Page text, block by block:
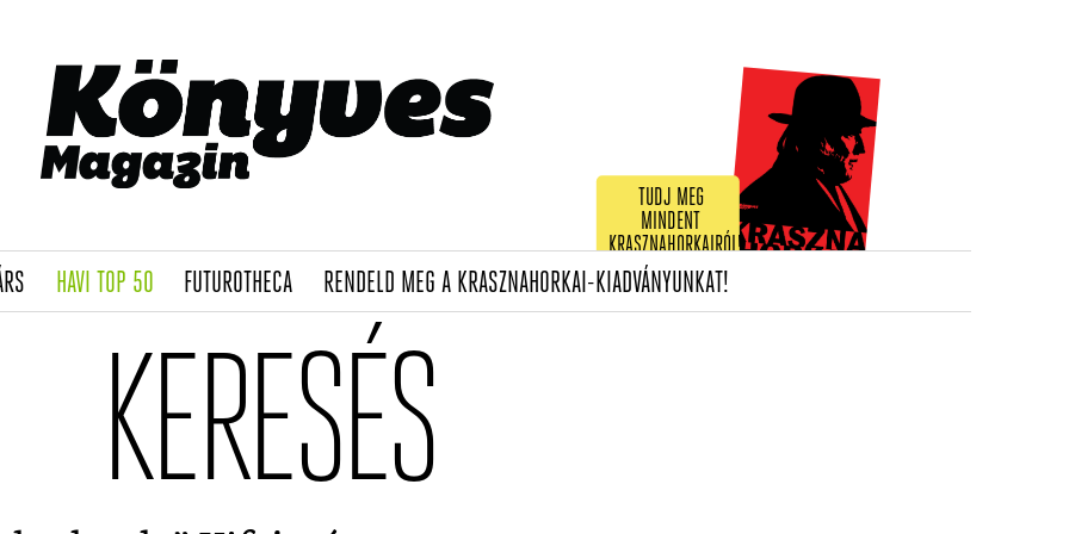
TUDJ MEG
MINDENT
KRASZNAHORKAIRÓL!
(CURRENT)
HAVI TOP 50(CURRENT)
FUTUROTHECA(CURRENT)
RENDELD MEG A KRASZNAHORKAI-KIADVÁNYUNKAT!(CURRENT)
KERESÉS